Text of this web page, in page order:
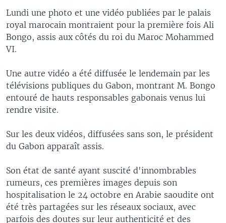
Lundi une photo et une vidéo publiées par le palais
royal marocain montraient pour la première fois Ali
Bongo, assis aux côtés du roi du Maroc Mohammed
VI.
Une autre vidéo a été diffusée le lendemain par les
télévisions publiques du Gabon, montrant M. Bongo
entouré de hauts responsables gabonais venus lui
rendre visite.
Sur les deux vidéos, diffusées sans son, le président
du Gabon apparaît assis.
Son état de santé ayant suscité d'innombrables
rumeurs, ces premières images depuis son
hospitalisation le 24 octobre en Arabie saoudite ont
été très partagées sur les réseaux sociaux, avec
parfois des doutes sur leur authenticité et des